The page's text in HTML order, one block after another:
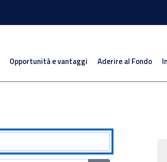
Opportunità e vantaggi Aderire al Fondo